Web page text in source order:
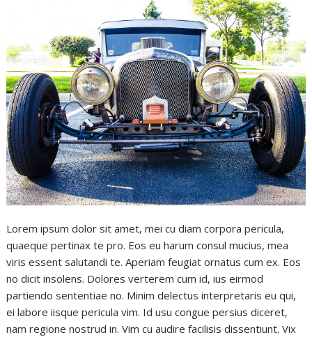
Lorem ipsum dolor sit amet, mei cu diam corpora pericula,
quaeque pertinax te pro. Eos eu harum consul mucius, mea
viris essent salutandi te. Aperiam feugiat ornatus cum ex. Eos
no dicit insolens. Dolores verterem cum id, ius eirmod
partiendo sententiae no. Minim delectus interpretaris eu qui,
ei labore iisque pericula vim. Id usu congue persius diceret,
nam regione nostrud in. Vim cu audire facilisis dissentiunt. Vix